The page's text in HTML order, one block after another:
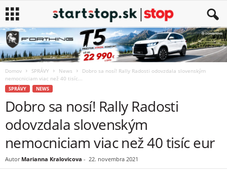
Domov SPRÁVY News
Dobro sa nosí! Rally Radosti odovzdala slovenským
nemocniciam viac než 40 tisíc...
SPRÁVY NEWS
Dobro sa nosí! Rally Radosti
odovzdala slovenským
nemocniciam viac než 40 tisíc eur
Autor Marianna Kralovicova - 22. novembra 2021